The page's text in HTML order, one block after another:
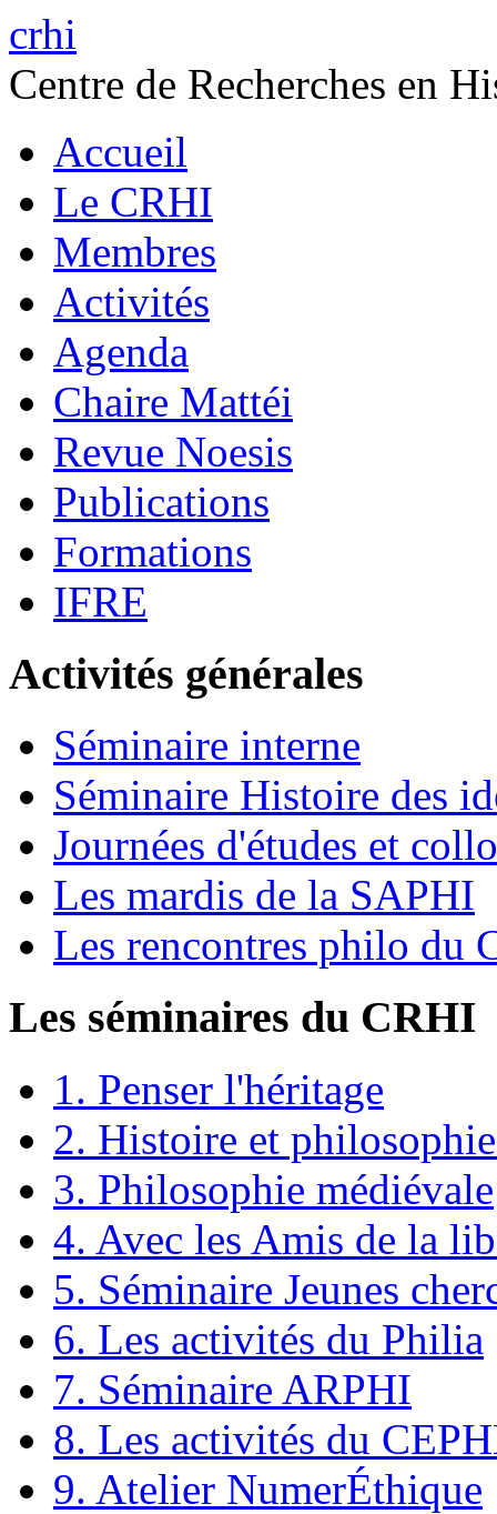
crhi
Centre de Recherches en
Accueil
Le CRHI
Membres
Activités
Agenda
Chaire Mattéi
Revue Noesis
Publications
Formations
IFRE
Activités générales
Séminaire interne
Séminaire Histoire des
Journées d'études et
Les mardis de la SAPHI
Les rencontres philo du
Les séminaires du CRHI
1. Penser l'héritage
2. Histoire et philosophie
3. Philosophie médiévale
4. Avec les Amis de la
5. Séminaire Jeunes
6. Les activités du Philia
7. Séminaire ARPHI
8. Les activités du
9. Atelier NumerÉthique